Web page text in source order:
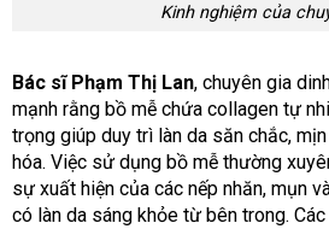
Kinh nghiệm của
Bác sĩ Phạm Thị Lan, chuyên gia
mạnh rằng bồ mễ chứa collagen tự
trọng giúp duy trì làn da săn chắc,
hóa. Việc sử dụng bồ mễ thường
sự xuất hiện của các nếp nhăn, mụn
có làn da sáng khỏe từ bên trong.